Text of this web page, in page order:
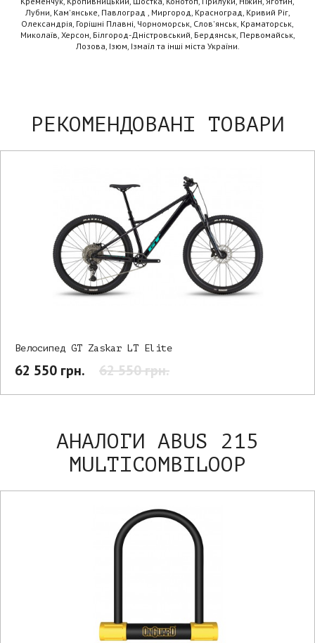
Лубни, Кам'янське, Павлоград , Миргород, Красноград, Кривий Ріг,
Олександрія, Горішні Плавні, Чорноморськ, Слов'янськ, Краматорськ,
Миколаїв, Херсон, Білгород-Дністровський, Бердянськ, Первомайськ,
Лозова, Ізюм, Ізмаїл та інші міста України.
РЕКОМЕНДОВАНІ ТОВАРИ
Велосипед GT Zaskar LT Elite
62 550 грн. 62 550 грн.
АНАЛОГИ ABUS 215
MULTICOMBILOOP